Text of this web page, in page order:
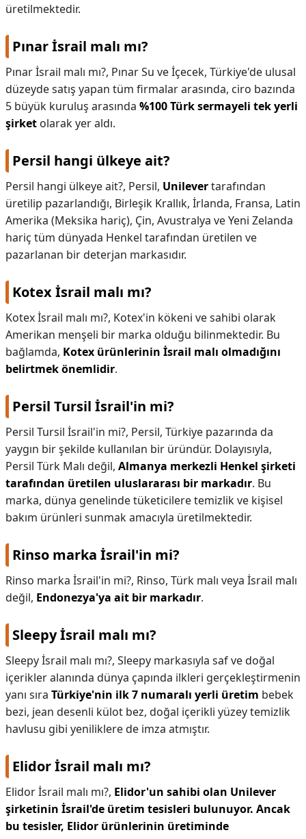
üretilmektedir.
Pınar İsrail malı mı?
Pınar İsrail malı mı?, Pınar Su ve İçecek, Türkiye'de ulusal
düzeyde satış yapan tüm firmalar arasında, ciro bazında
5 büyük kuruluş arasında %100 Türk sermayeli tek yerli
şirket olarak yer aldı.
Persil hangi ülkeye ait?
Persil hangi ülkeye ait?, Persil, Unilevertarafından
üretilip pazarlandığı, Birleşik Krallık, İrlanda, Fransa, Latin
Amerika (Meksika hariç), Çin, Avustralya ve Yeni Zelanda
hariç tüm dünyada Henkel tarafından üretilen ve
pazarlanan bir deterjan markasıdır.
Kotex İsrail malı mı?
Kotex İsrail malı mı?, Kotex'in kökeni ve sahibi olarak
Amerikan menşeli bir marka olduğu bilinmektedir. Bu
bağlamda, Kotex ürünlerinin İsrail malı olmadığını
belirtmek önemlidir.
Persil Tursil İsrail'in mi?
Persil Tursil İsrail'in mi?, Persil, Türkiye pazarında da
yaygın bir şekilde kullanılan bir üründür. Dolayısıyla,
Persil Türk Malı değil, Almanya merkezli Henkel şirketi
tarafından üretilen uluslararası bir markadır. Bu
marka, dünya genelinde tüketicilere temizlik ve kişisel
bakım ürünleri sunmak amacıyla üretilmektedir.
Rinso marka İsrail'in mi?
Rinso marka İsrail'in mi?, Rinso, Türk malı veya İsrail malı
değil, Endonezya'ya ait bir markadır.
Sleepy İsrail malı mı?
Sleepy İsrail malı mı?, Sleepy markasıyla saf ve doğal
içerikler alanında dünya çapında ilkleri gerçekleştirmenin
yanı sıra Türkiye'nin ilk 7 numaralı yerli üretim bebek
bezi, jean desenli külot bez, doğal içerikli yüzey temizlik
havlusu gibi yeniliklere de imza atmıştır.
Elidor İsrail malı mı?
Elidor İsrail malı mı?, Elidor'un sahibi olan Unilever
şirketinin İsrail'de üretim tesisleri bulunuyor. Ancak
bu tesisler, Elidor ürünlerinin üretiminde